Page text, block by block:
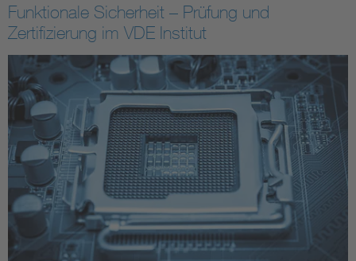
Funktionale Sicherheit – Prüfung und
Zertifizierung im VDE Institut